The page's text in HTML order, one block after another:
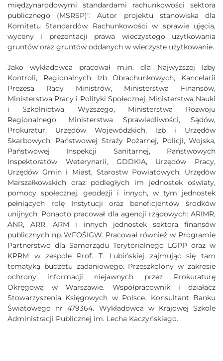
międzynarodowymi standardami rachunkowości sektora
publicznego (MSRSP)". Autor projektu stanowiska dla
Komitetu Standardów Rachunkowości w sprawie ujęcia,
wyceny i prezentacji prawa wieczystego użytkowania
gruntów oraz gruntów oddanych w wieczyste użytkowanie.
Jako wykładowca pracował m.in. dla Najwyższej Izby
Kontroli, Regionalnych Izb Obrachunkowych, Kancelarii
Prezesa Rady Ministrów, Ministerstwa Finansów,
Ministerstwa Pracy i Polityki Społecznej, Ministerstwa Nauki
i Szkolnictwa Wyższego, Ministerstwa Rozwoju
Regionalnego, Ministerstwa Sprawiedliwości, Sądów,
Prokuratur, Urzędów Wojewódzkich, Izb i Urzędów
Skarbowych, Państwowej Straży Pożarnej, Policji, Wojska,
Państwowej Inspekcji Sanitarnej, Państwowych
Inspektoratów Weterynarii, GDDKIA, Urzędów Pracy,
Urzędów Gmin i Miast, Starostw Powiatowych, Urzędów
Marszałkowskich oraz podległych im jednostek oświaty,
pomocy społecznej, geodezji i innych, w tym jednostek
pełniących rolę Instytucji oraz beneficjentów środków
unijnych. Ponadto pracował dla agencji rządowych: ARIMR,
ANR, ARR, ARM i innych jednostek sektora finansów
publicznych np.:WFOŚIGW. Pracował również w Programie
Partnerstwo dla Samorządu Terytorialnego LGPP oraz w
KPRM w zespole Prof. T. Lubińskiej zajmując się tam
tematyką budżetu zadaniowego. Przeszkolony w zakresie
ochrony informacji niejawnych przez Prokuraturę
Okręgową w Warszawie. Współpracownik i działacz
Stowarzyszenia Księgowych w Polsce. Konsultant Banku
Światowego nr 479364. Wykładowca w Krajowej Szkole
Administracji Publicznej im. Lecha Kaczyńskiego.